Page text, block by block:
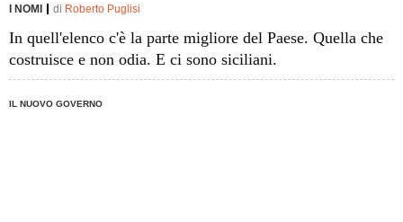
I NOMI di Roberto Puglisi
In quell'elenco c'è la parte migliore del Paese. Quella che
costruisce e non odia. E ci sono siciliani.
IL NUOVO GOVERNO